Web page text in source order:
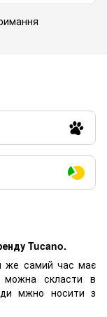
Tucano.
же самий час має
скласти в
мжно носити з